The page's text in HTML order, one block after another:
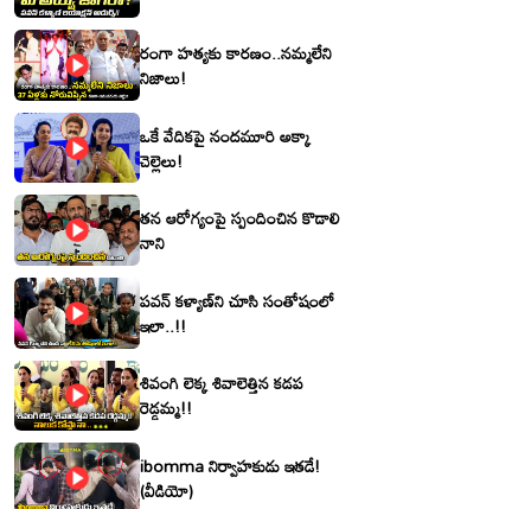
రంగా హత్యకు కారణం..నమ్మలేని
నిజాలు!
ఒకే వేదికపై నందమూరి అక్కా
చెల్లెలు!
తన ఆరోగ్యంపై స్పందించిన కొడాలి
నాని
పవన్ కళ్యాణ్‌ని చూసి సంతోషంలో
ఇలా..!!
శివంగి లెక్క శివాలెత్తిన కడప
రెడ్డమ్మ!!
ibomma నిర్వాహకుడు ఇతడే!
(వీడియో)